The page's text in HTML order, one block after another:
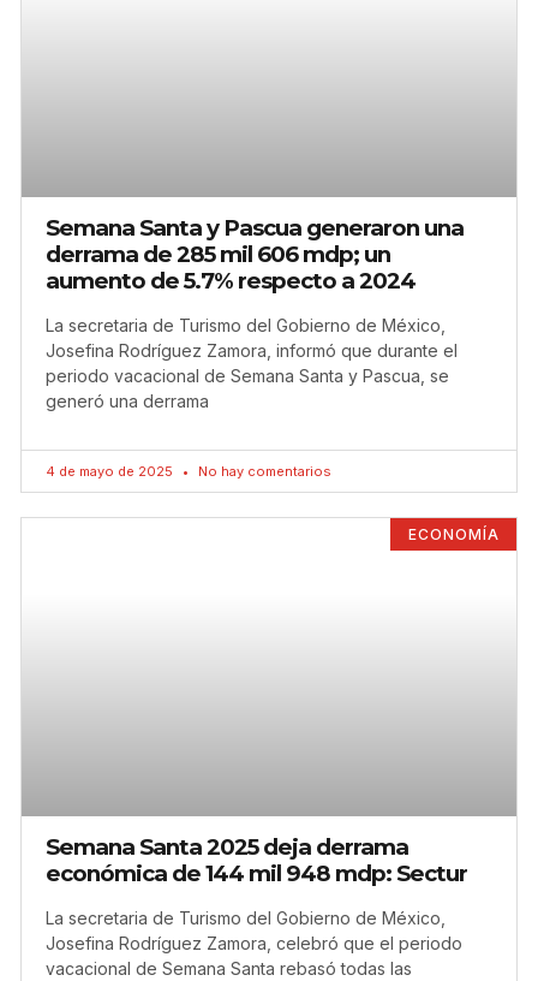
Semana Santa y Pascua generaron una
derrama de 285 mil 606 mdp; un
aumento de 5.7% respecto a 2024
La secretaria de Turismo del Gobierno de México,
Josefina Rodríguez Zamora, informó que durante el
periodo vacacional de Semana Santa y Pascua, se
generó una derrama
4 de mayo de 2025 No hay comentarios
ECONOMÍA
Semana Santa 2025 deja derrama
económica de 144 mil 948 mdp: Sectur
La secretaria de Turismo del Gobierno de México,
Josefina Rodríguez Zamora, celebró que el periodo
vacacional de Semana Santa rebasó todas las